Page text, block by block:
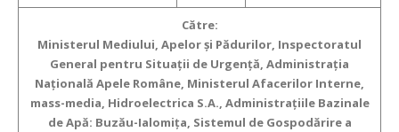
Către:
Ministerul Mediului, Apelor şi Pădurilor, Inspectoratul
General pentru Situaţii de Urgenţă, Administraţia
Naţională Apele Române, Ministerul Afacerilor Interne,
mass-media, Hidroelectrica S.A., Administraţiile Bazinale
de Apă: Buzău-Ialomița, Sistemul de Gospodărire a